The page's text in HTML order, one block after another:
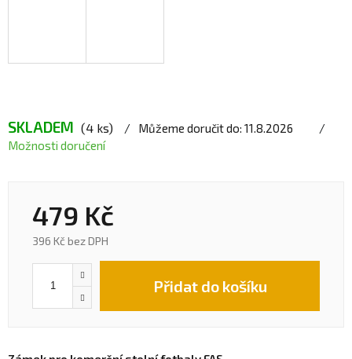
SKLADEM (4 ks) Můžeme doručit do: 11.8.2026
Možnosti doručení
479 Kč
396 Kč bez DPH
Přidat do košíku